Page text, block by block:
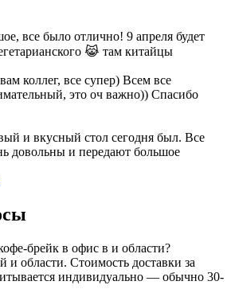
все было отлично! 9 апреля будет
😹 там китайцы
коллег, все супер) Всем все
это оч важно)) Спасибо
и вкусный стол сегодня был. Все
довольны и передают большое
брейк в офис в и области?
и области. Стоимость доставки за
индивидуально — обычно 30-